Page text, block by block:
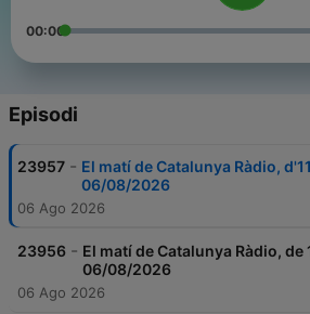
00:00
Episodi
23957 - El matí de Catalunya Ràdio,
06/08/2026
06 Ago 2026
23956 - El matí de Catalunya Ràdio, de
06/08/2026
06 Ago 2026